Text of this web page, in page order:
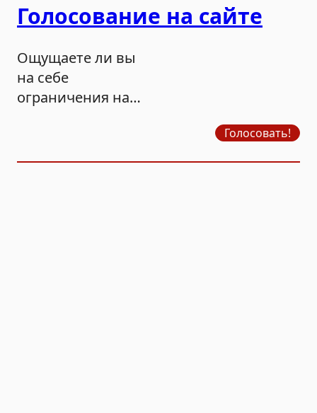
Голосование на сайте
Ощущаете ли вы
на себе
ограничения на
Голосовать!